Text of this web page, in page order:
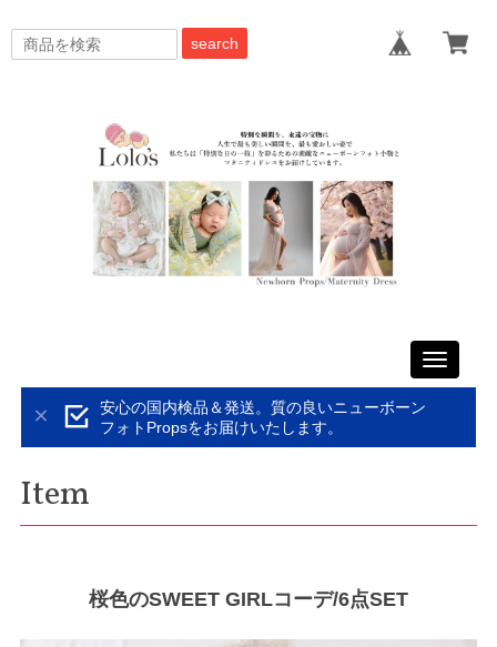
search
Toggle
安心の国内検品＆発送。質の良いニューボーン
フォトPropsをお届けいたします。
Item
桜色のSWEET GIRLコーデ/6点SET